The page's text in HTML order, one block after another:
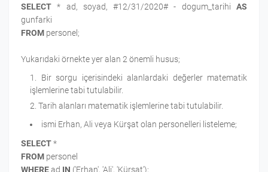
SELECT* ad, soyad, #12/31/2020# - dogum_tarihiAS
gunfarki
FROM personel;
Yukarıdaki örnekte yer alan 2 önemli husus;
Bir sorgu içerisindeki alanlardaki değerler matematik
işlemlerine tabi tutulabilir.
Tarih alanları matematik işlemlerine tabi tutulabilir.
ismi Erhan, Ali veya Kürşat olan personelleri listeleme;
SELECT*
FROM personel
WHEREad IN ('Erhan', 'Ali', 'Kürşat');